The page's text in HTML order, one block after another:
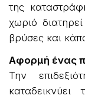
της
χωριό
βρύσες και
Αφορμή ένας
Την